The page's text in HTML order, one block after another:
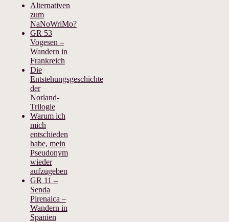
Alternativen
zum
NaNoWriMo?
GR 53
Vogesen –
Wandern in
Frankreich
Die
Entstehungsgeschichte
der
Norland-
Trilogie
Warum ich
mich
entschieden
habe, mein
Pseudonym
wieder
aufzugeben
GR 11 –
Senda
Pirenaica –
Wandern in
Spanien